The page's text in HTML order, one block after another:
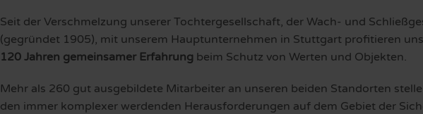
Seit der Verschmelzung unserer Tochtergesellschaft, der Wach- und
(gegründet 1905), mit unserem Hauptunternehmen in Stuttgart profitieren
120 Jahren gemeinsamer Erfahrung beim Schutz von Werten und Objekten.
Mehr als 260 gut ausgebildete Mitarbeiter an unseren beiden Standorten
den immer komplexer werdenden Herausforderungen auf dem Gebiet der